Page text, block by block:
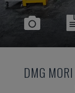
DMG MORI